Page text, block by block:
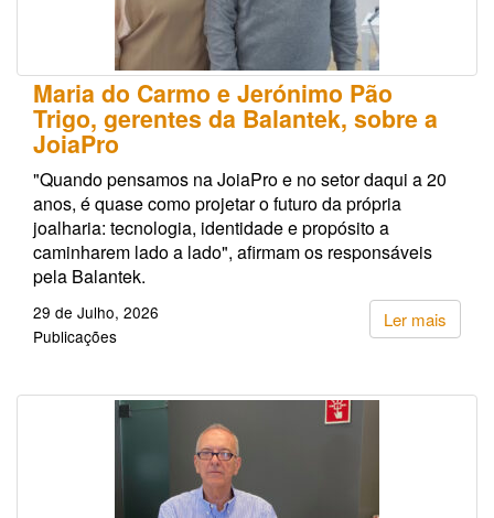
Maria do Carmo e Jerónimo Pão
Trigo, gerentes da Balantek, sobre a
JoiaPro
"Quando pensamos na JoiaPro e no setor daqui a 20
anos, é quase como projetar o futuro da própria
joalharia: tecnologia, identidade e propósito a
caminharem lado a lado", afirmam os responsáveis
pela Balantek.
Ler mais
29 de Julho, 2026
Publicações